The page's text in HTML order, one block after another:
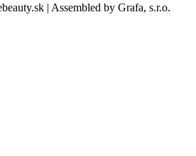
| Assembled by Grafa, s.r.o.